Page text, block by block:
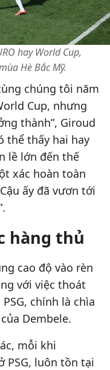
hay World Cup,
Hè Bắc Mỹ.
chúng tôi năm
Cup, nhưng
thành”, Giroud
thể thấy hai hay
lề lớn đến thế
xác hoàn toàn
ấy đã vươn tới
hàng thủ
cao độ vào rèn
với việc thoát
chính là chìa
Dembele.
mỗi khi
PSG, luôn tồn tại